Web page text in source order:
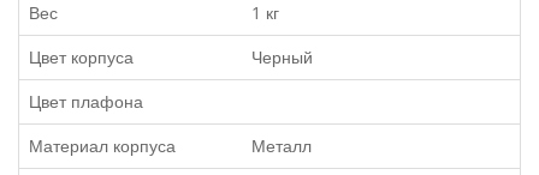
Вес
1 кг
Цвет корпуса
Черный
Цвет плафона
Материал корпуса
Металл